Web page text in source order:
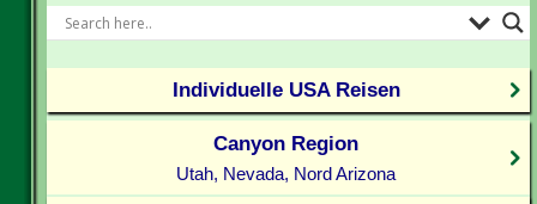
Individuelle USA Reisen
Canyon Region
Utah, Nevada, Nord Arizona